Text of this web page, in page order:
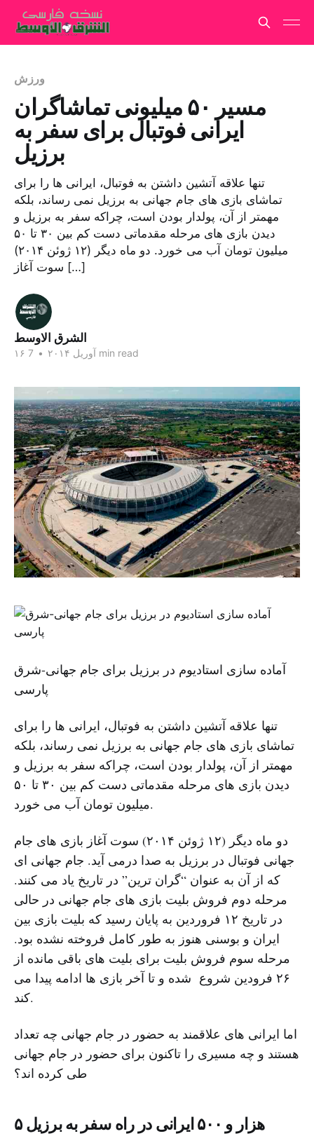
ورزش
مسیر ۵۰ میلیونی تماشاگران
ایرانی فوتبال برای سفر به
برزیل
تنها علاقه آتشین داشتن به فوتبال، ایرانی ها را برای
تماشای بازی های جام جهانی به برزیل نمی رساند، بلکه
مهمتر از آن، پولدار بودن است، چراکه سفر به برزیل و
دیدن بازی های مرحله مقدماتی دست کم بین ۳۰ تا ۵۰
میلیون تومان آب می خورد. دو ماه دیگر (۱۲ ژوئن ۲۰۱۴)
سوت آغاز […]
الشرق الاوسط
۱۶ آوریل ۲۰۱۴ • 7 min read
آماده سازی استادیوم در برزیل برای جام جهانی-شرق
پارسی
تنها علاقه آتشین داشتن به فوتبال، ایرانی ها را برای
تماشای بازی های جام جهانی به برزیل نمی رساند، بلکه
مهمتر از آن، پولدار بودن است، چراکه سفر به برزیل و
دیدن بازی های مرحله مقدماتی دست کم بین ۳۰ تا ۵۰
میلیون تومان آب می خورد.
دو ماه دیگر (۱۲ ژوئن ۲۰۱۴) سوت آغاز بازی های جام
جهانی فوتبال در برزیل به صدا درمی آید. جام جهانی ای
که از آن به عنوان “گران ترین” در تاریخ یاد می کنند.
مرحله دوم فروش بلیت بازی های جام جهانی در حالی
در تاریخ ۱۲ فروردین به پایان رسید که بلیت بازی بین
ایران و بوسنی هنوز به طور کامل فروخته نشده بود.
مرحله سوم فروش بلیت برای بلیت های باقی مانده از
۲۶ فرودین شروع شده و تا آخر بازی ها ادامه پیدا می
کند.
اما ایرانی های علاقمند به حضور در جام جهانی چه تعداد
هستند و چه مسیری را تاکنون برای حضور در جام جهانی
طی کرده اند؟
۵ هزار و ۵۰۰ ایرانی در راه سفر به برزیل